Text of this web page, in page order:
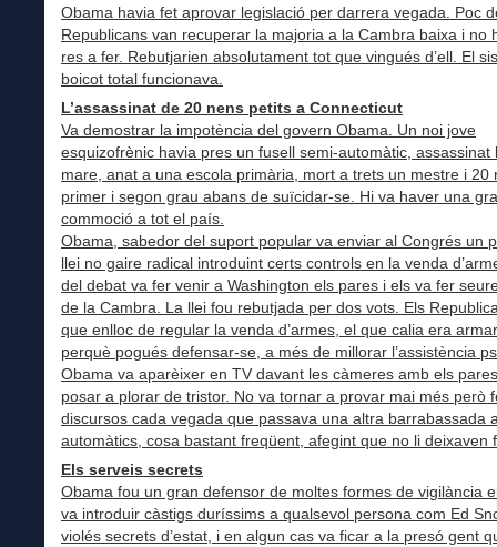
Obama havia fet aprovar legislació per darrera vegada. Poc
Republicans van recuperar la majoria a la Cambra baixa i no
res a fer. Rebutjarien absolutament tot que vingués d’ell. El
boicot total funcionava.
L’assassinat de 20 nens petits a Connecticut
Va demostrar la impotència del govern Obama. Un noi jove
esquizofrènic havia pres un fusell semi-automàtic, assassinat
mare, anat a una escola primària, mort a trets un mestre i 20
primer i segon grau abans de suïcidar-se. Hi va haver una
commoció a tot el país.
Obama, sabedor del suport popular va enviar al Congrés un
llei no gaire radical introduint certs controls en la venda
del debat va fer venir a Washington els pares i els va fer
de la Cambra. La llei fou rebutjada per dos vots. Els
que enlloc de regular la venda d’armes, el que calia era
perquè pogués defensar-se, a més de millorar l’assistència
Obama va aparèixer en TV davant les càmeres amb els
posar a plorar de tristor. No va tornar a provar mai més però
discursos cada vegada que passava una altra barrabassada
automàtics, cosa bastant freqüent, afegint que no li deixaven
Els serveis secrets
Obama fou un gran defensor de moltes formes de vigilància
va introduir càstigs duríssims a qualsevol persona com Ed
violés secrets d’estat, i en algun cas va ficar a la presó gent